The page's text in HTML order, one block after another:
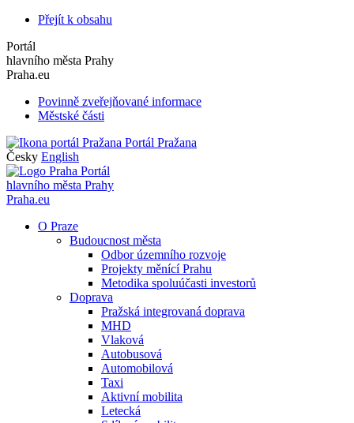
Přejít k obsahu
Portál
hlavního města Prahy
Praha.eu
Povinně zveřejňované informace
Městské části
Portál Pražana
Česky English
Portál
hlavního města Prahy
Praha.eu
O Praze
Budoucnost města
Odbor územního rozvoje
Projekty měnící Prahu
Metodika spoluúčasti investorů
Doprava
Pražská integrovaná doprava
MHD
Vlaková
Autobusová
Automobilová
Taxi
Aktivní mobilita
Letecká